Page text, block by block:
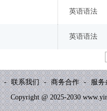
英语语法
英语语法
- 联系我们 - 商务合作 - 服务
Copyright @ 2025-2030